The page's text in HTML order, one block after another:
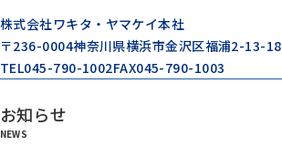
ゼネレータ（発電機）
モルタル注入機器
株式会社ワキタ・ヤマケイ本社
〒236-0004神奈川県横浜市金沢区福浦2-13-18
TEL045-790-1002FAX045-790-1003
お知らせ
NEWS